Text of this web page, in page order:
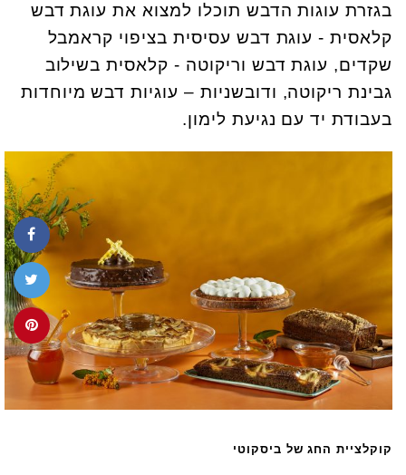
בגזרת עוגות הדבש תוכלו למצוא את עוגת דבש
קלאסית - עוגת דבש עסיסית בציפוי קראמבל
שקדים, עוגת דבש וריקוטה - קלאסית בשילוב
גבינת ריקוטה, ודובשניות – עוגיות דבש מיוחדות
בעבודת יד עם נגיעת לימון.
קוקלציית החג של ביסקוטי